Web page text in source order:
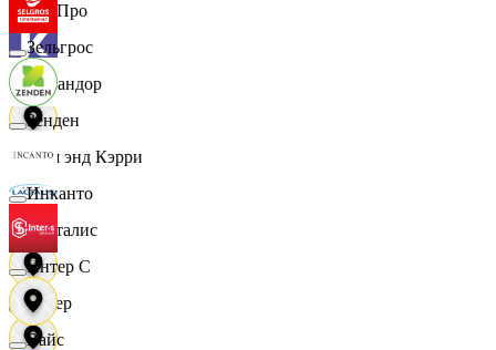
КитПро
Командор
Кэш энд Кэрри
Лакталис
Левер
Зельгрос
Зенден
Инканто
Интер С
Вайс